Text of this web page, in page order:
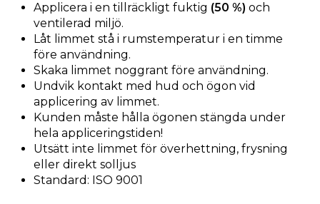
Applicera i en tillräckligt fuktig (50 %) och
ventilerad miljö.
Låt limmet stå i rumstemperatur i en timme
före användning.
Skaka limmet noggrant före användning.
Undvik kontakt med hud och ögon vid
applicering av limmet.
Kunden måste hålla ögonen stängda under
hela appliceringstiden!
Utsätt inte limmet för överhettning, frysning
eller direkt solljus
Standard: ISO 9001